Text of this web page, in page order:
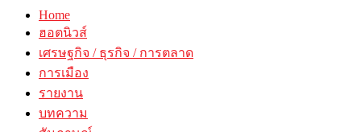
Home
ฮอตนิวส์
เศรษฐกิจ / ธุรกิจ / การตลาด
การเมือง
รายงาน
บทความ